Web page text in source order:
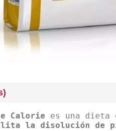
Calorie es una dieta
la disolución de